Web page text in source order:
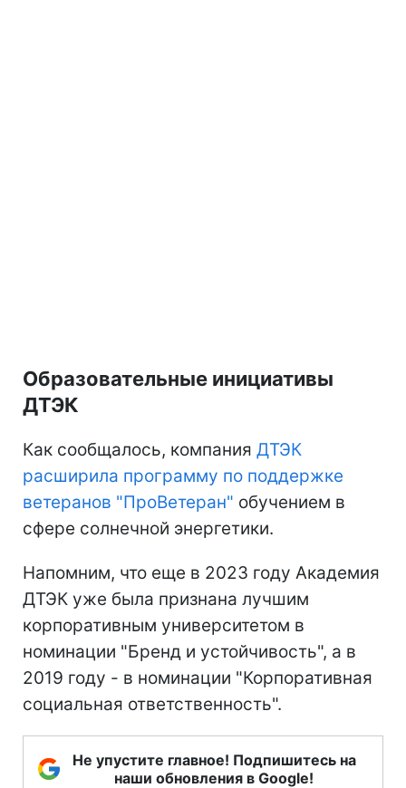
Образовательные инициативы
ДТЭК
Как сообщалось, компания ДТЭК
расширила программу по поддержке
ветеранов "ПроВетеран" обучением в
сфере солнечной энергетики.
Напомним, что еще в 2023 году Академия
ДТЭК уже была признана лучшим
корпоративным университетом в
номинации "Бренд и устойчивость", а в
2019 году - в номинации "Корпоративная
социальная ответственность".
Не упустите главное! Подпишитесь на
наши обновления в Google!